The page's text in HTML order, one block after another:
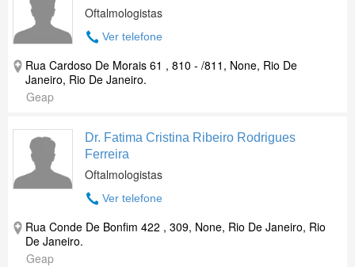
Oftalmologistas
Ver telefone
Rua Cardoso De Morais 61 , 810 - /811, None, Rio De
Janeiro, Rio De Janeiro.
Geap
Dr. Fatima Cristina Ribeiro Rodrigues
Ferreira
Oftalmologistas
Ver telefone
Rua Conde De Bonfim 422 , 309, None, Rio De Janeiro, Rio
De Janeiro.
Geap